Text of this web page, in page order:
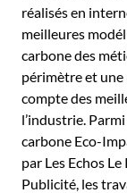
réalisés en
meilleures
carbone des
périmètre et
compte des
l’industrie.
carbone Eco-
par Les Echos
Publicité, les